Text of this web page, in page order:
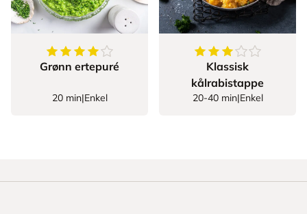
4.75av 5stjerner
Grønn ertepuré
20 min|Enkel
3.925925925925926
Klassisk
kålrabistappe
20-40 min|Enkel